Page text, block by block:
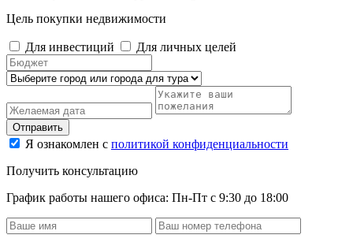
Цель покупки недвижимости
Для инвестиций Для личных целей
Отправить
Я ознакомлен с политикой конфиденциальности
Получить консультацию
График работы нашего офиса: Пн-Пт с 9:30 до 18:00